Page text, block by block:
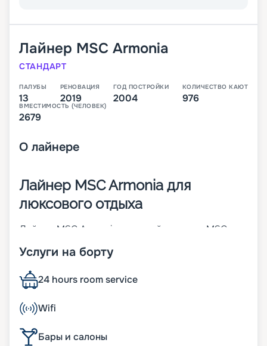
Лайнер MSC Armonia
СТАНДАРТ
ПАЛУБЫ
13
РЕНОВАЦИЯ
2019
ГОД ПОСТРОЙКИ
2004
КОЛИЧЕСТВО КАЮТ
976
ВМЕСТИМОСТЬ (ЧЕЛОВЕК)
2679
О лайнере
Лайнер MSC Armonia для
люксового отдыха
Лайнер MSC Armonia – первый в классе MSC
2014-м проведена его значительная
отличается высокими показателями комфорта.
Его основные параметры:
• ширина – 29 м;
• длина – 251 м;
• количество палуб – 13;
Услуги на борту
24 hours room service
Wifi
Бары и салоны